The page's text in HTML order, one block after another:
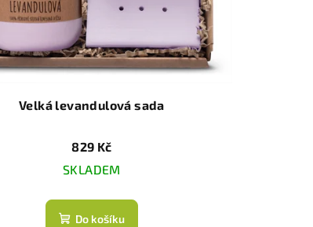
Velká levandulová sada
829 Kč
SKLADEM
Do košíku